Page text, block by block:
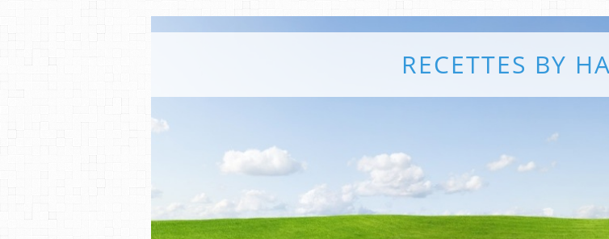
RECETTES BY